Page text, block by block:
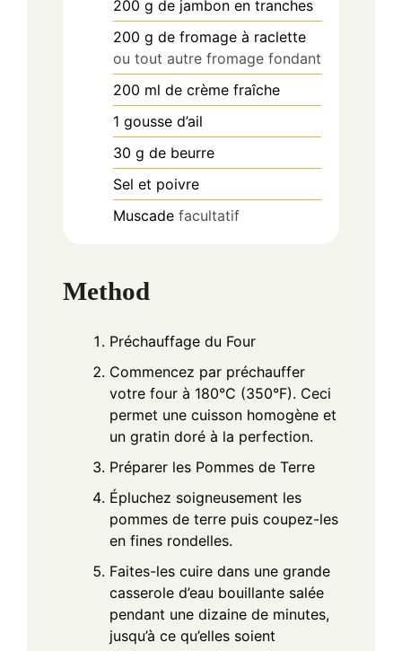
200 g de jambon en tranches
200 g de fromage à raclette
ou tout autre fromage fondant
200 ml de crème fraîche
1 gousse d’ail
30 g de beurre
Sel et poivre
Muscade facultatif
Method
Préchauffage du Four
Commencez par préchauffer
votre four à 180°C (350°F). Ceci
permet une cuisson homogène et
un gratin doré à la perfection.
Préparer les Pommes de Terre
Épluchez soigneusement les
pommes de terre puis coupez-les
en fines rondelles.
Faites-les cuire dans une grande
casserole d’eau bouillante salée
pendant une dizaine de minutes,
jusqu’à ce qu’elles soient